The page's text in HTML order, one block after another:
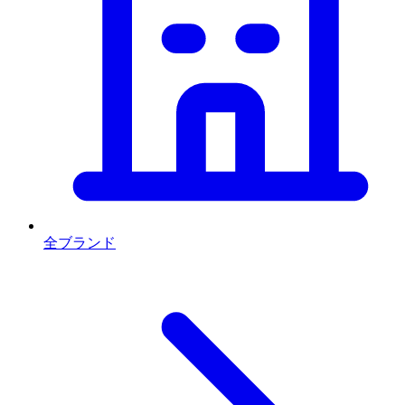
全ブランド